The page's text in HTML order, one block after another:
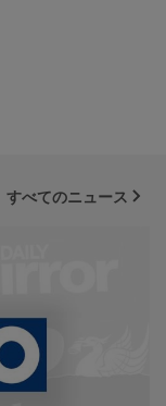
すべてのニュース